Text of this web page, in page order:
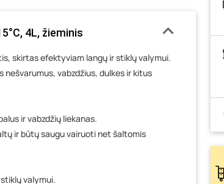
4L, žieminis
skirtas efektyviam langų ir stiklų valymui.
vabzdžius, dulkes ir kitus
ir vabzdžių liekanas.
ir būtų saugu vairuoti net šaltomis
valymui.